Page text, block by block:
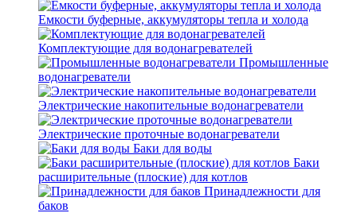
Емкости буферные, аккумуляторы тепла и холода
Комплектующие для водонагревателей
Промышленные
водонагреватели
Электрические накопительные водонагреватели
Электрические проточные водонагреватели
Баки для воды
Баки
расширительные (плоские) для котлов
Принадлежности для
баков